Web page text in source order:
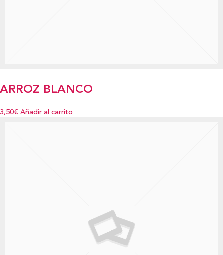
ARROZ BLANCO
3,50€ Añadir al carrito